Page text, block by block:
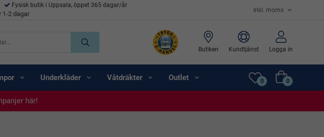
Fysisk butik i Uppsala, öppet 365 dagar/år
1-2 dagar
Butiken Kundtjänst Logga in
Underkläder Våtdräkter Outlet 0 0
här!
här!
här!
här!
här!